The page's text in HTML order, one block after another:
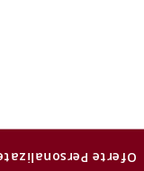
Personalizate